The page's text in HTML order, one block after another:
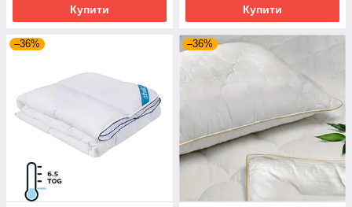
Купити Купити
–36% –36%